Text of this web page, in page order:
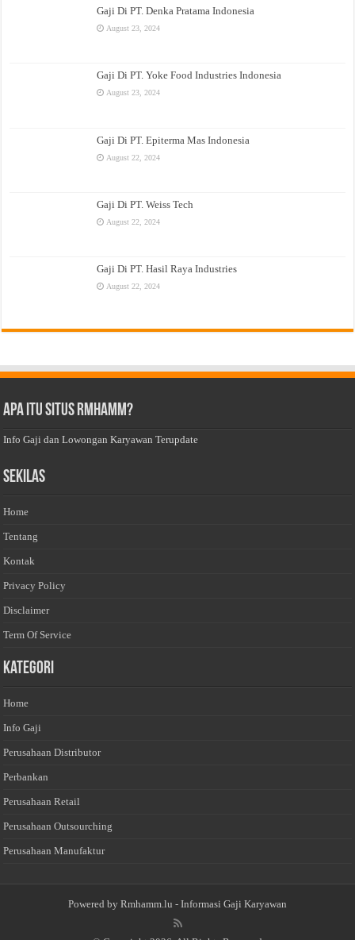
Gaji Di PT. Denka Pratama Indonesia
August 23, 2024
Gaji Di PT. Yoke Food Industries Indonesia
August 23, 2024
Gaji Di PT. Epiterma Mas Indonesia
August 22, 2024
Gaji Di PT. Weiss Tech
August 22, 2024
Gaji Di PT. Hasil Raya Industries
August 22, 2024
Apa Itu Situs Rmhamm?
Info Gaji dan Lowongan Karyawan Terupdate
Sekilas
Home
Tentang
Kontak
Privacy Policy
Disclaimer
Term Of Service
Kategori
Home
Info Gaji
Perusahaan Distributor
Perbankan
Perusahaan Retail
Perusahaan Outsourching
Perusahaan Manufaktur
Powered by Rmhamm.lu - Informasi Gaji Karyawan